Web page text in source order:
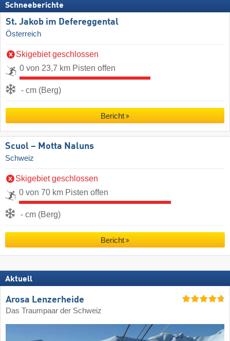
Schneeberichte
St. Jakob im Defereggental
Österreich
Skigebiet geschlossen
0 von 23,7 km Pisten offen
- cm (Berg)
Bericht
Scuol – Motta Naluns
Schweiz
Skigebiet geschlossen
0 von 70 km Pisten offen
- cm (Berg)
Bericht
Aktuell
Arosa Lenzerheide
Das Traumpaar der Schweiz